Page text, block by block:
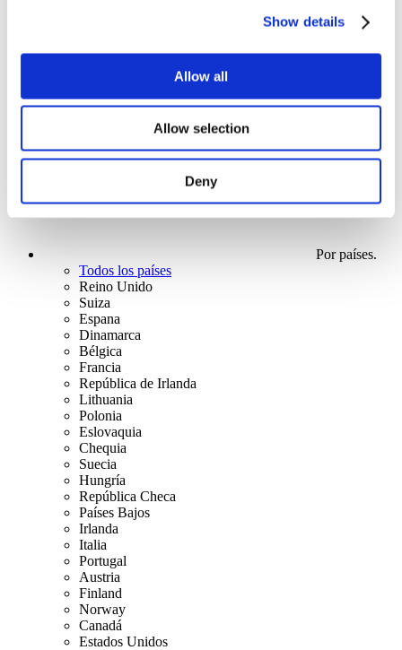
Show details
Allow all
Allow selection
Deny
Sin subgénero
Para aplicar
Por países.
Todos los países
Reino Unido
Suiza
Espana
Dinamarca
Bélgica
Francia
República de Irlanda
Lithuania
Polonia
Eslovaquia
Chequia
Suecia
Hungría
República Checa
Países Bajos
Irlanda
Italia
Portugal
Austria
Finland
Norway
Canadá
Estados Unidos